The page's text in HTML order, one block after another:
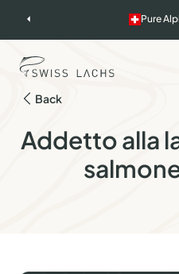
Pure
Back
Addetto alla